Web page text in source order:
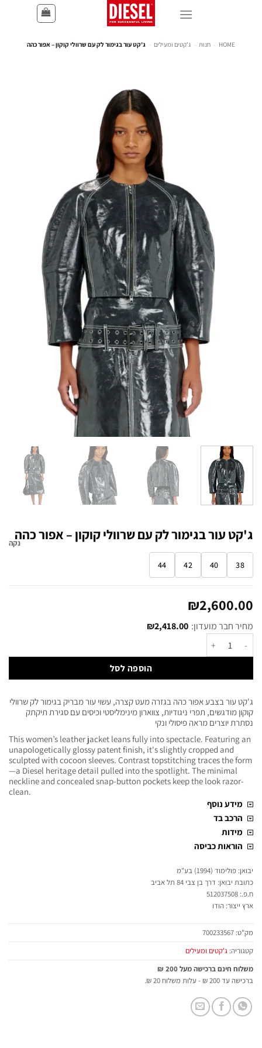
HOME
- חנות - ג'קטים ומעילים - ג'קט עור בגימור לק עם שרוולי קוקון – אפור כהה
ג'קט עור בגימור לק עם שרוולי קוקון – אפור כהה
38
40
42
44
נקה
₪2,600.00
מחיר חבר מועדון: ₪2,418.00
הוספה לסל
ג'קט עור בצבע אפור כהה בגזרה מעט קצרה, עשוי עור מבריק בגימור לק שרוולי
קוקון מודגשים, תפרי ניגודיות, צווארון מינימליסטי וכיסים עם סגירת תיקתק
נסתרת יוצרים מראה פיסולי ונקי
This women’s leather jacket leans fully into spectacle. Featuring an
unapologetically glossy patent finish, it's slightly cropped and
sculpted with cocoon sleeves. Contrast topstitching traces the form
—a Diesel heritage detail pulled into the spotlight. The minimal
neckline and concealed snap-button pockets keep the look razor-
clean.
מידע נוסף
הרכב בד
מידות
הוראות כביסה
יבואן: פולימוד (1994) בע"מ
כתובת יבואן: דרך בן צבי 84 תל אביב
ח.פ.: 512037508
ארץ ייצור: הודו
מק"ט: 700233567
קטגוריה: ג'קטים ומעילים
משלוח חינם ברכישה מעל 200 ₪
ברכישה עד 200 ₪ - עלות משלוח 20 ₪.